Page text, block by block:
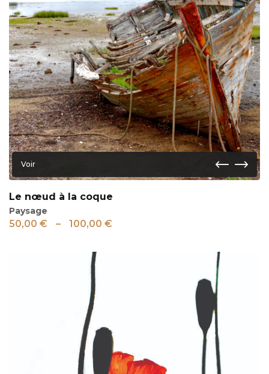
Voir
Le nœud à la coque
Paysage
50,00 € – 100,00 €